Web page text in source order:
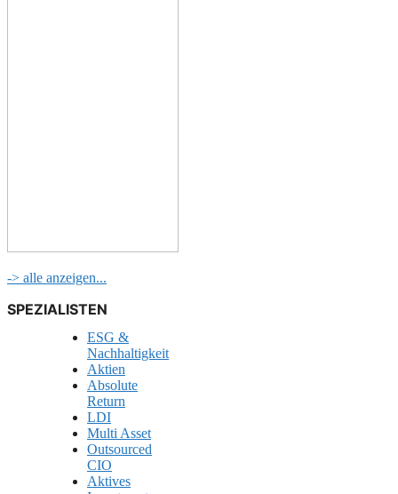
-> alle anzeigen...
SPEZIALISTEN
ESG &
Nachhaltigkeit
Aktien
Absolute
Return
LDI
Multi Asset
Outsourced
CIO
Aktives